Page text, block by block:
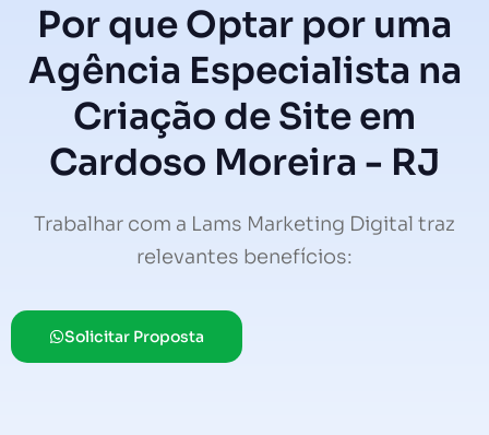
Por que Optar por uma
Agência Especialista na
Criação de Site em
Cardoso Moreira - RJ
Trabalhar com a Lams Marketing Digital traz
relevantes benefícios:
Solicitar Proposta